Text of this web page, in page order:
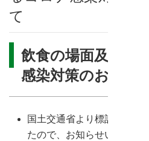
て
飲食の場面及び職
感染対策のお知ら
国土交通省より標記につい
たので、お知らせいたしま